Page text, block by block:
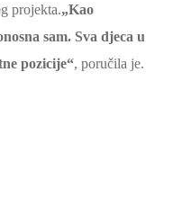
projekta.„Kao
sam. Sva djeca u
pozicije“, poručila je.